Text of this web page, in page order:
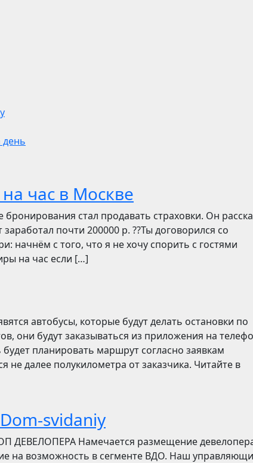
день
час в Москве
стал продавать страховки. Он
почти 200000 р. ??Ты договорился со
начнём с того, что я не хочу спорить с гостями
на час если […]
автобусы, которые будут делать остановки по
они будут заказываться из приложения на
будет планировать маршрут согласно заявкам
не далее полукилометра от заказчика. Читайте в
svidaniy
Намечается размещение
на возможность в сегменте ВДО. Наш